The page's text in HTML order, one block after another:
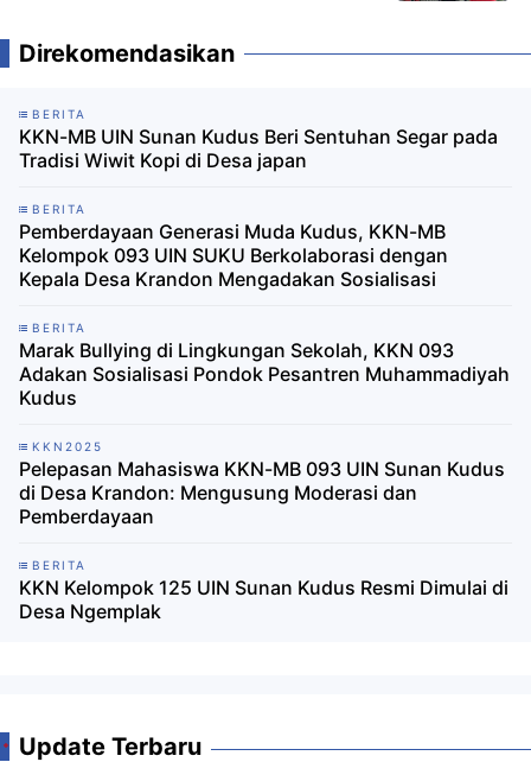
Direkomendasikan
BERITA
KKN-MB UIN Sunan Kudus Beri Sentuhan Segar pada
Tradisi Wiwit Kopi di Desa japan
BERITA
Pemberdayaan Generasi Muda Kudus, KKN-MB
Kelompok 093 UIN SUKU Berkolaborasi dengan
Kepala Desa Krandon Mengadakan Sosialisasi
BERITA
Marak Bullying di Lingkungan Sekolah, KKN 093
Adakan Sosialisasi Pondok Pesantren Muhammadiyah
Kudus
KKN2025
Pelepasan Mahasiswa KKN-MB 093 UIN Sunan Kudus
di Desa Krandon: Mengusung Moderasi dan
Pemberdayaan
BERITA
KKN Kelompok 125 UIN Sunan Kudus Resmi Dimulai di
Desa Ngemplak
Update Terbaru